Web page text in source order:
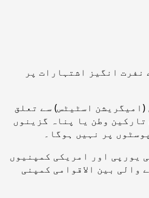
انگیز اشتہارات پر
اسٹیٹس) سے تعلق
وطن یا پناہ گزینوں
پر نہیں ہوگا۔
یورپی اور امریکی کمپنیوں
والی بین الاقوامی کمپنی